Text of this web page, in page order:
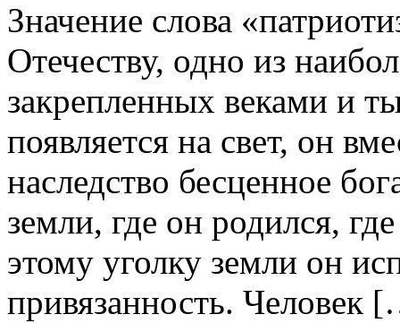
Значение слова
Отечеству, одно из
закрепленных веками и
появляется на свет, он
наследство бесценное
земли, где он родился,
этому уголку земли он
привязанность. Человек